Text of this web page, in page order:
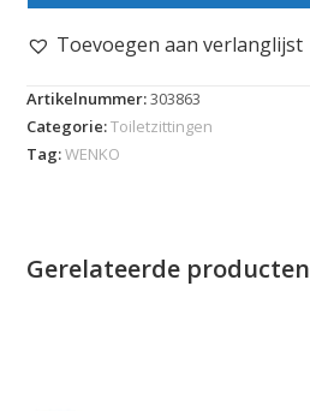
Toevoegen aan verlanglijst
Artikelnummer:303863
Categorie:Toiletzittingen
Tag:WENKO
Gerelateerde producten